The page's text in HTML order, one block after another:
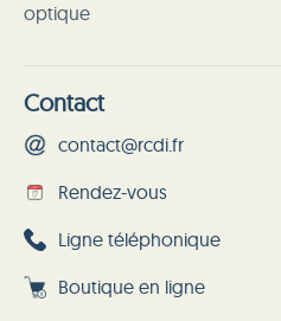
optique
Contact
contact@rcdi.fr
Rendez-vous
Ligne téléphonique
Boutique en ligne